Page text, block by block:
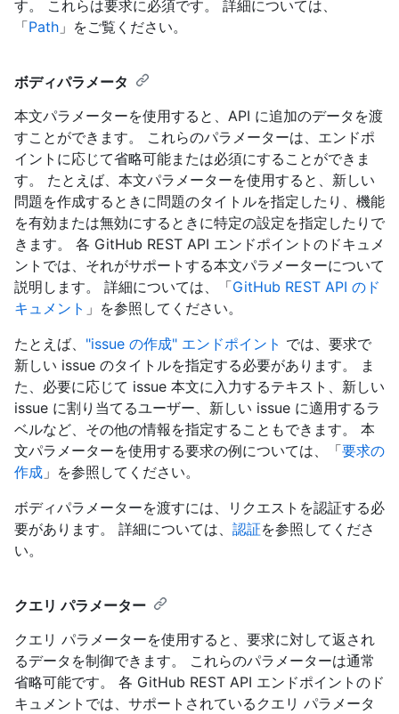
す。 これらは要求に必須です。 詳細については、
「Path 」をご覧ください。
ボディパラメータ
本文パラメーターを使用すると、API に追加のデータを渡
すことができます。 これらのパラメーターは、エンドポ
イントに応じて省略可能または必須にすることができま
す。 たとえば、本文パラメーターを使用すると、新しい
問題を作成するときに問題のタイトルを指定したり、機能
を有効または無効にするときに特定の設定を指定したりで
きます。 各 GitHub REST API エンドポイントのドキュメ
ントでは、それがサポートする本文パラメーターについて
説明します。 詳細については、「GitHub REST API のド
キュメント 」を参照してください。
たとえば、 "issue の作成" エンドポイント では、要求で
新しい issue のタイトルを指定する必要があります。 ま
た、必要に応じて issue 本文に入力するテキスト、新しい
issue に割り当てるユーザー、新しい issue に適用するラ
ベルなど、その他の情報を指定することもできます。 本
文パラメーターを使用する要求の例については、「要求の
作成 」を参照してください。
ボディパラメーターを渡すには、リクエストを認証する必
要があります。 詳細については、 認証を参照してくださ
い。
クエリ パラメーター
クエリ パラメーターを使用すると、要求に対して返され
るデータを制御できます。 これらのパラメーターは通常
省略可能です。 各 GitHub REST API エンドポイントのド
キュメントでは、サポートされているクエリ パラメータ